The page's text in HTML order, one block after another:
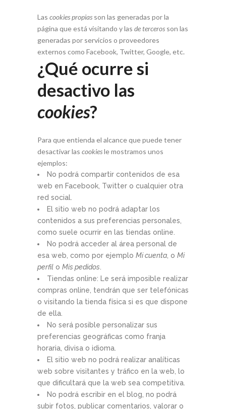
Las cookies propias son las generadas por la
página que está visitando y las de terceros son las
generadas por servicios o proveedores
externos como Facebook, Twitter, Google, etc.
¿Qué ocurre si
desactivo las
cookies?
Para que entienda el alcance que puede tener
desactivar las cookiesle mostramos unos
ejemplos:
No podrá compartir contenidos de esa
web en Facebook, Twitter o cualquier otra
red social.
El sitio web no podrá adaptar los
contenidos a sus preferencias personales,
como suele ocurrir en las tiendas online.
No podrá acceder al área personal de
esa web, como por ejemplo Mi cuenta, o Mi
perfil o Mis pedidos.
Tiendas online: Le será imposible realizar
compras online, tendrán que ser telefónicas
o visitando la tienda física si es que dispone
de ella.
No será posible personalizar sus
preferencias geográficas como franja
horaria, divisa o idioma.
El sitio web no podrá realizar analíticas
web sobre visitantes y tráfico en la web, lo
que dificultará que la web sea competitiva.
No podrá escribir en el blog, no podrá
subir fotos, publicar comentarios, valorar o